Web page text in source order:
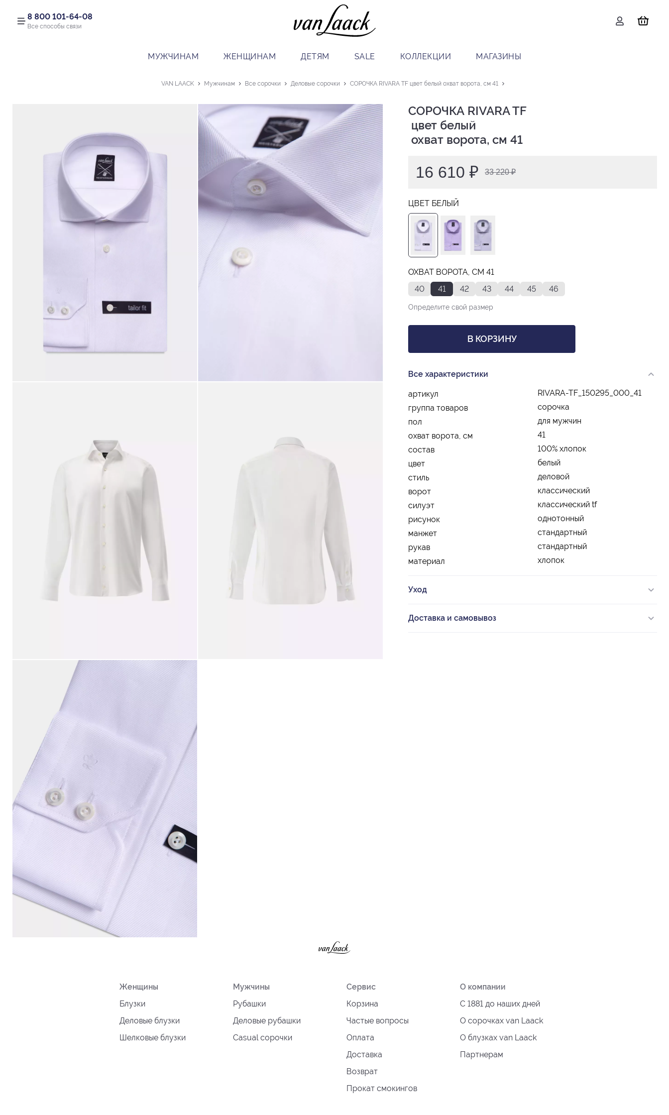
8 800 101-64-08
Все способы связи
МУЖЧИНАМ ЖЕНЩИНАМ ДЕТЯМ SALE КОЛЛЕКЦИИ МАГАЗИНЫ
VAN LAACK Мужчинам Все сорочки Деловые сорочки СОРОЧКА RIVARA TF цвет белый охват ворота, см 41
СОРОЧКА RIVARA TF
охват ворота, см 41
16 610 ₽ 33 220 ₽
ЦВЕТ БЕЛЫЙ
ОХВАТ ВОРОТА, СМ 41
40
41 42 43 44 45 46
Определите свой размер
В КОРЗИНУ
Все характеристики
артикул
RIVARA-TF_150295_000_41
группа товаров
сорочка
пол
для мужчин
охват ворота, см
41
состав
100% хлопок
цвет
белый
стиль
деловой
ворот
классический
силуэт
классический tf
рисунок
однотонный
манжет
стандартный
рукав
стандартный
материал
хлопок
Уход
Доставка и самовывоз
Женщины
Блузки
Деловые блузки
Шелковые блузки
Мужчины
Рубашки
Деловые рубашки
Casual сорочки
Сервис
Корзина
Частые вопросы
Оплата
Доставка
Возврат
Прокат смокингов
О компании
С 1881 до наших дней
О сорочках van Laack
О блузках van Laack
Партнерам